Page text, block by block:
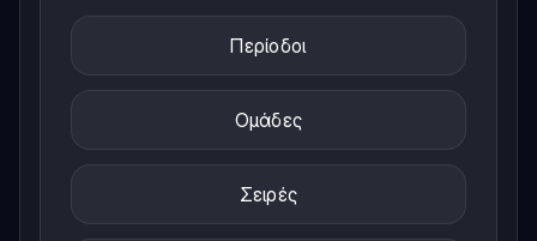
Περίοδοι
Ομάδες
Σειρές